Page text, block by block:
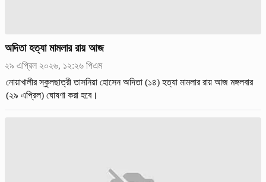
অদিতা হত্যা মামলার রায় আজ
২৯ এপ্রিল ২০২৬, ১২:২৬ পিএম
নোয়াখালীর স্কুলছাত্রী তাসনিয়া হোসেন অদিতা (১৪) হত্যা মামলার রায় আজ মঙ্গলবার
(২৯ এপ্রিল) ঘোষণা করা হবে।